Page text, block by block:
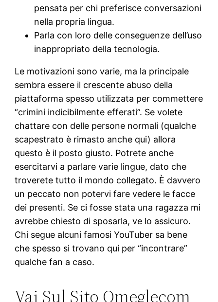
pensata per chi preferisce conversazioni
nella propria lingua.
Parla con loro delle conseguenze dell’uso
inappropriato della tecnologia.
Le motivazioni sono varie, ma la principale
sembra essere il crescente abuso della
piattaforma spesso utilizzata per commettere
“crimini indicibilmente efferati”. Se volete
chattare con delle persone normali (qualche
scapestrato è rimasto anche qui) allora
questo è il posto giusto. Potrete anche
esercitarvi a parlare varie lingue, dato che
troverete tutto il mondo collegato. È davvero
un peccato non potervi fare vedere le facce
dei presenti. Se ci fosse stata una ragazza mi
avrebbe chiesto di sposarla, ve lo assicuro.
Chi segue alcuni famosi YouTuber sa bene
che spesso si trovano qui per “incontrare”
qualche fan a caso.
Vai Sul Sito Omeglecom